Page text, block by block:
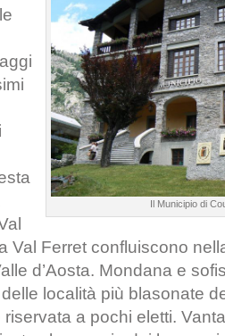
Il Municipio di
Val Ferret confluiscono
d’Aosta. Mondana e
località più blasonate
a pochi eletti.